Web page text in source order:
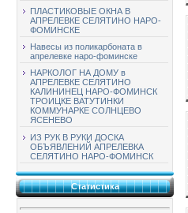
ПЛАСТИКОВЫЕ ОКНА В
АПРЕЛЕВКЕ СЕЛЯТИНО НАРО-
ФОМИНСКЕ
Навесы из поликарбоната в
апрелевке наро-фоминске
НАРКОЛОГ НА ДОМУ в
АПРЕЛЕВКЕ СЕЛЯТИНО
КАЛИНИНЕЦ НАРО-ФОМИНСК
ТРОИЦКЕ ВАТУТИНКИ
КОММУНАРКЕ СОЛНЦЕВО
ЯСЕНЕВО
ИЗ РУК В РУКИ ДОСКА
ОБЪЯВЛЕНИЙ АПРЕЛЕВКА
СЕЛЯТИНО НАРО-ФОМИНСК
Статистика